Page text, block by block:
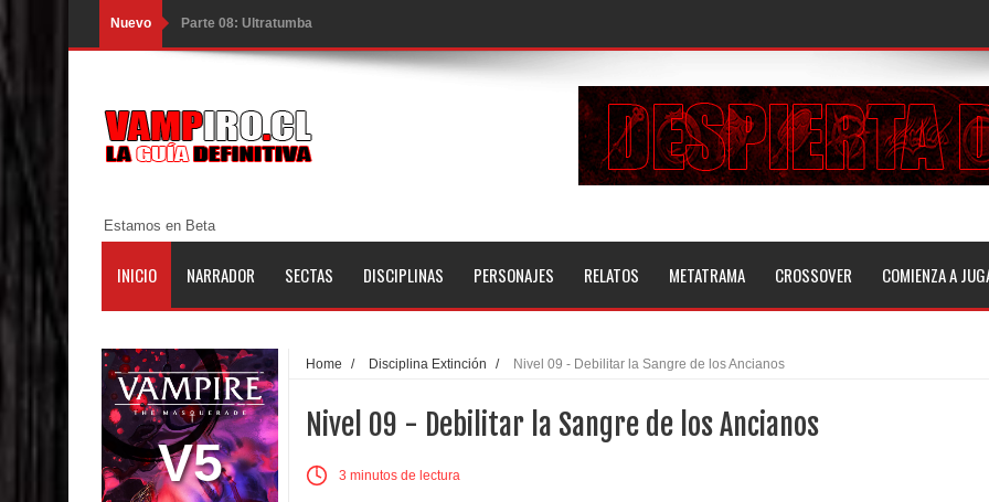
Nuevo Parte 08: Ultratumba
Parte 07: Asuntos que Resolver
Parte 06: El Trato con los Muertos
Parte 05: Sitiados
Parte 01: Escondido a Plena Luz
Parte 02: El Enemigo de mi Enemigo
Parte 06: Coletazos
Parte 05: Los Horrores del Infierno
Estamos en Beta
INICIO NARRADOR SECTAS DISCIPLINAS PERSONAJES RELATOS METATRAMA CROSSOVER COMIENZA A
V5
Home / Disciplina Extinción / Nivel 09 - Debilitar la Sangre de los Ancianos
Nivel 09 - Debilitar la Sangre de los Ancianos
3 minutos de lectura